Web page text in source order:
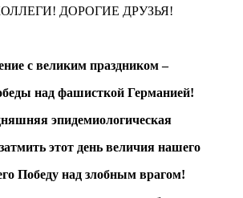
с великим праздником –
над фашисткой Германией!
эпидемиологическая
этот день величия нашего
Победу над злобным врагом!